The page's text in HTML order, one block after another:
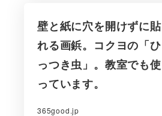
壁と紙に穴を開けずに貼
れる画鋲。コクヨの「ひ
っつき虫」。教室でも使
っています。
365good.jp